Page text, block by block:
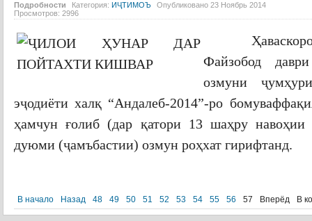
Подробности Категория: ИҶТИМОЪ Опубликовано 23 Ноябрь 2014
Просмотров: 2996
Файзобод
озмуни
эҷодиёти халқ “Андалеб-2014”-ро
ҳамчун ғолиб (дар қатори 13 шаҳру навоҳии
дуюми (ҷамъбастии) озмун роҳхат гирифтанд.
В начало Назад 48 49 50 51 52 53 54 55 56 57 Вперёд В